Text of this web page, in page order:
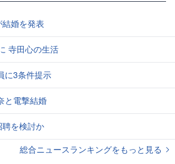
婚を発表
寺田心の生活
に3条件提示
と電撃結婚
を検討か
総合ニュースランキングをもっと見る